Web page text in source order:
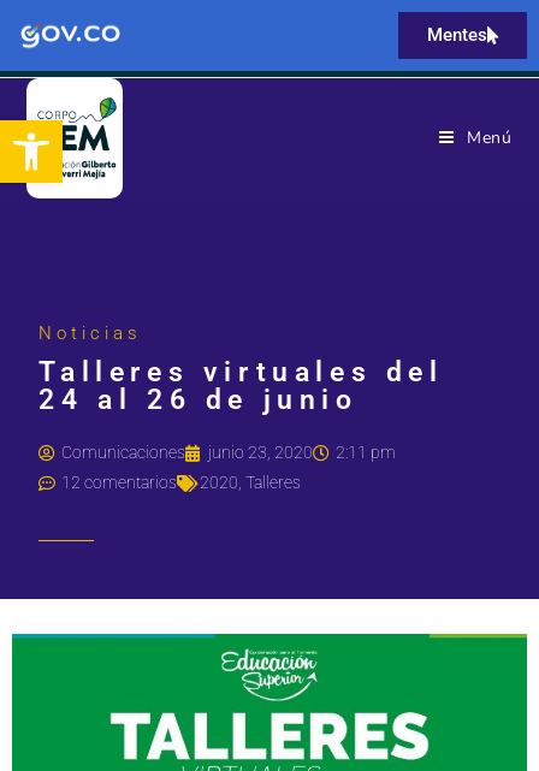
Abrir barra de herramientas
Mentes
Menú
Noticias
Talleres virtuales del
24 al 26 de junio
Comunicaciones junio 23, 2020
2:11 pm
12 comentarios
2020,Talleres